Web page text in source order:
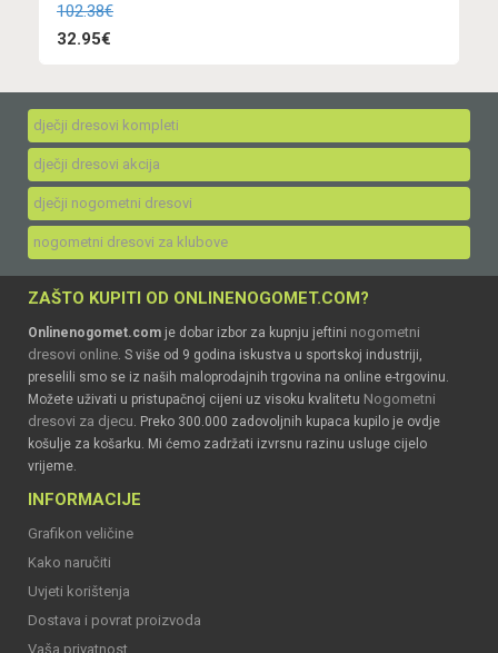
102.38€
32.95€
dječji dresovi kompleti
dječji dresovi akcija
dječji nogometni dresovi
nogometni dresovi za klubove
ZAŠTO KUPITI OD ONLINENOGOMET.COM?
Onlinenogomet.com je dobar izbor za kupnju jeftini nogometni
dresovi online. S više od 9 godina iskustva u sportskoj industriji,
preselili smo se iz naših maloprodajnih trgovina na online e-trgovinu.
Možete uživati u pristupačnoj cijeni uz visoku kvalitetu Nogometni
dresovi za djecu. Preko 300.000 zadovoljnih kupaca kupilo je ovdje
košulje za košarku. Mi ćemo zadržati izvrsnu razinu usluge cijelo
vrijeme.
INFORMACIJE
Grafikon veličine
Kako naručiti
Uvjeti korištenja
Dostava i povrat proizvoda
Vaša privatnost